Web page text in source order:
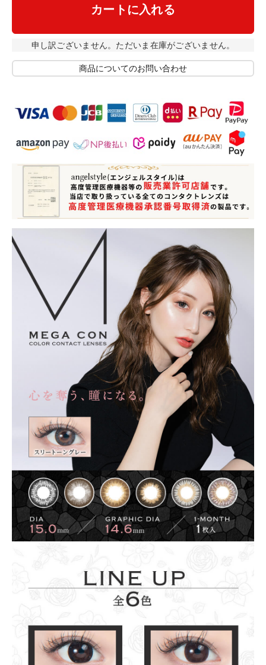
カートに入れる
申し訳ございません。ただいま在庫がございません。
商品についてのお問い合わせ